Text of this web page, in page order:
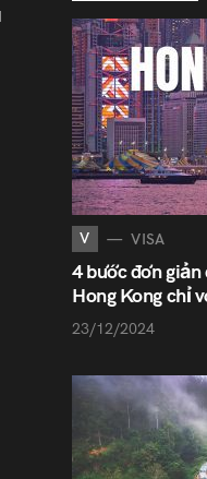
V VISA
4 bước đơn
Hong Kong chỉ
23/12/2024